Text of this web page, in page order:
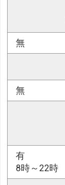
無
無
有
8時～22時